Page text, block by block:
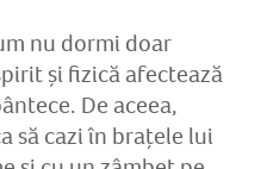
nu dormi doar
și fizică afectează
De aceea,
să cazi în brațele lui